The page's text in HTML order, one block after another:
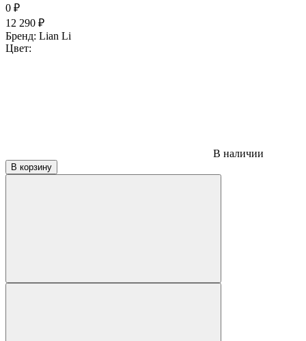
0 ₽
12 290 ₽
Бренд: Lian Li
Цвет:
В наличии
В корзину